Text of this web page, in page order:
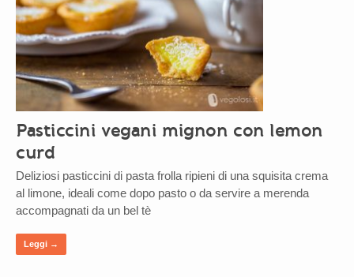
Pasticcini vegani mignon con lemon
curd
Deliziosi pasticcini di pasta frolla ripieni di una squisita crema
al limone, ideali come dopo pasto o da servire a merenda
accompagnati da un bel tè
Leggi →